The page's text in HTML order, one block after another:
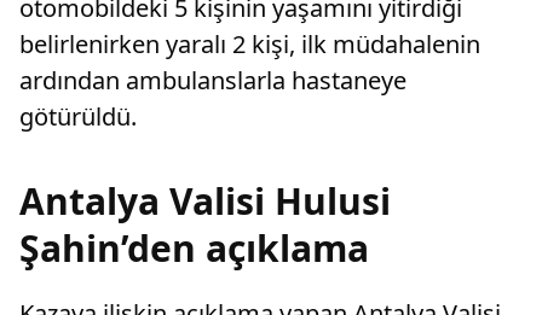
otomobildeki 5 kişinin yaşamını yitirdiği
belirlenirken yaralı 2 kişi, ilk müdahalenin
ardından ambulanslarla hastaneye
götürüldü.
Antalya Valisi Hulusi
Şahin’den açıklama